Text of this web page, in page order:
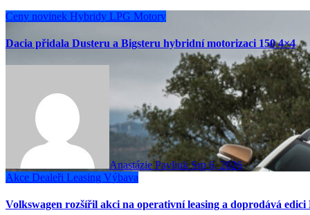
Ceny novinek Hybridy LPG Motory
Dacia přidala Dusteru a Bigsteru hybridní motorizaci 150 4×4
Anastázie PavliukSrp 6, 2026
Akce Dealeři Leasing Výbava
Volkswagen rozšířil akci na operativní leasing a doprodává edici